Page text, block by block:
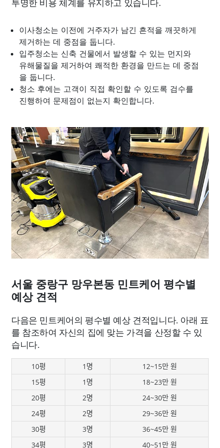
이사청소는 이전에 거주자가 남긴 흔적을 깨끗하게
제거하는 데 중점을 둡니다.
입주청소는 신축 건물에서 발생할 수 있는 먼지와
유해물질을 제거하여 쾌적한 환경을 만드는 데 중점
을 둡니다.
청소 후에는 고객이 직접 확인할 수 있도록 검수를
진행하여 문제점이 없는지 확인합니다.
서울 중랑구 망우본동 민트케어 평수별
예상 견적
다음은 민트케어의 평수별 예상 견적입니다. 아래 표
를 참조하여 자신의 집에 맞는 가격을 산정할 수 있
습니다.
10평 1명
12~15만 원
15평
1명
18~23만 원
20평
2명
24~30만 원
24평
2명
29~36만 원
30평
3명
36~45만 원
34평
3명 40~51만 원